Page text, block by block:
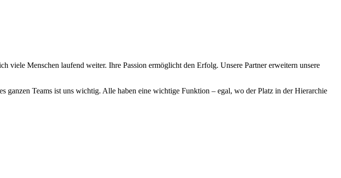
viele Menschen laufend weiter. Ihre Passion ermöglicht den Erfolg. Unsere Partner erweitern unsere
ganzen Teams ist uns wichtig. Alle haben eine wichtige Funktion – egal, wo der Platz in der Hierarchie